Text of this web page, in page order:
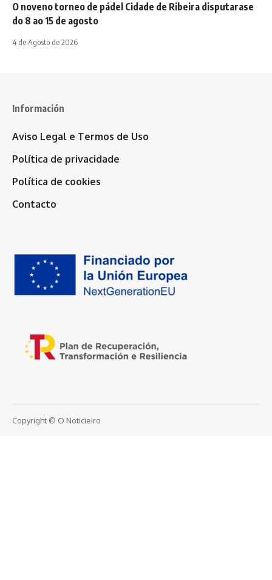
O noveno torneo de pádel Cidade de Ribeira disputarase
do 8 ao 15 de agosto
4 de Agosto de 2026
Información
Aviso Legal e Termos de Uso
Política de privacidade
Política de cookies
Contacto
Copyright © O Noticieiro